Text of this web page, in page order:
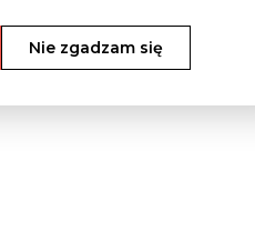
Nie zgadzam się